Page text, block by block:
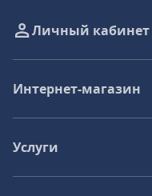
Личный кабинет
Интернет-магазин
Услуги